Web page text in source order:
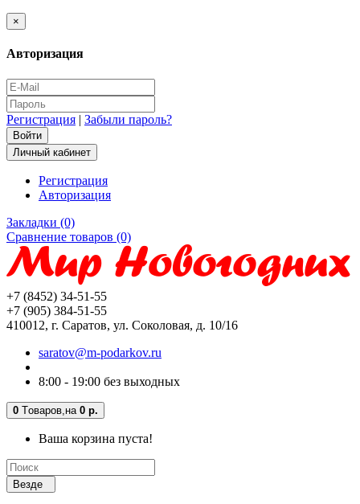
×
Авторизация
Регистрация | Забыли пароль?
Личный кабинет
Регистрация
Авторизация
Закладки (0)
Сравнение товаров (0)
+7 (8452) 34-51-55
+7 (905) 384-51-55
410012, г. Саратов, ул. Соколовая, д. 10/16
saratov@m-podarkov.ru
8:00 - 19:00 без выходных
0 Tоваров, на 0 р.
Ваша корзина пуста!
Везде